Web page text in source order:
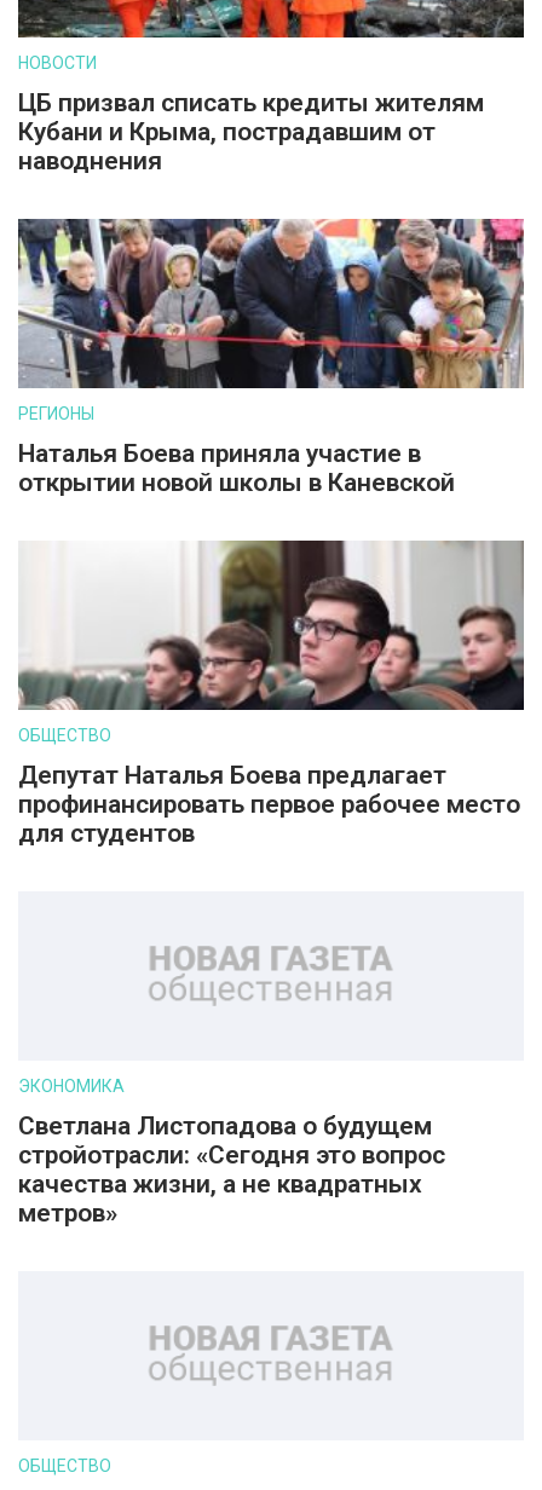
НОВОСТИ
ЦБ призвал списать кредиты жителям
Кубани и Крыма, пострадавшим от
наводнения
РЕГИОНЫ
Наталья Боева приняла участие в
открытии новой школы в Каневской
ОБЩЕСТВО
Депутат Наталья Боева предлагает
профинансировать первое рабочее место
для студентов
ЭКОНОМИКА
Светлана Листопадова о будущем
стройотрасли: «Сегодня это вопрос
качества жизни, а не квадратных
метров»
ОБЩЕСТВО